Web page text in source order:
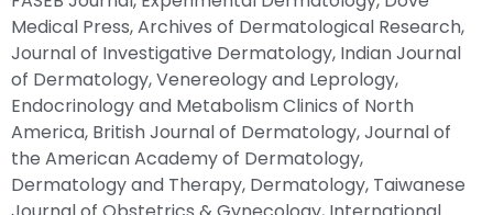
Medical Press, Archives of Dermatological Research,
Journal of Investigative Dermatology, Indian Journal
of Dermatology, Venereology and Leprology,
Endocrinology and Metabolism Clinics of North
America, British Journal of Dermatology, Journal of
the American Academy of Dermatology,
Dermatology and Therapy, Dermatology, Taiwanese